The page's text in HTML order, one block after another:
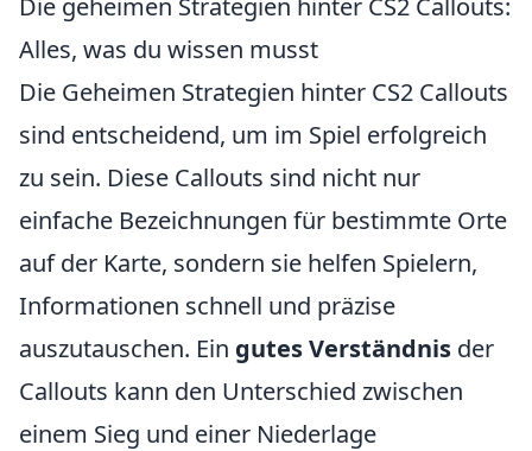
Die geheimen Strategien hinter CS2 Callouts:
Alles, was du wissen musst
Die Geheimen Strategien hinter CS2 Callouts
sind entscheidend, um im Spiel erfolgreich
zu sein. Diese Callouts sind nicht nur
einfache Bezeichnungen für bestimmte Orte
auf der Karte, sondern sie helfen Spielern,
Informationen schnell und präzise
auszutauschen. Ein gutes Verständnis der
Callouts kann den Unterschied zwischen
einem Sieg und einer Niederlage